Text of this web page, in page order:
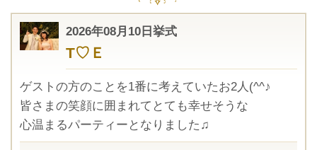
2026年08月10日挙式
T♡Ｅ
ゲストの方のことを1番に考えていたお2人(^^♪
皆さまの笑顔に囲まれてとても幸せそうな
心温まるパーティーとなりました♫